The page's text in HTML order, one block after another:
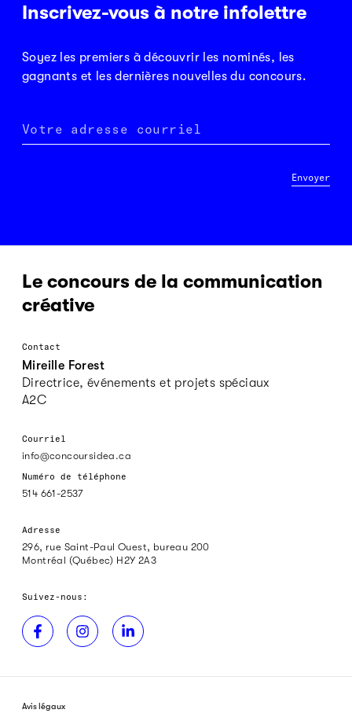
Inscrivez-vous à notre infolettre
Soyez les premiers à découvrir les nominés, les
gagnants et les dernières nouvelles du concours.
Votre adresse courriel
Envoyer
Le concours de la communication
créative
Contact
Mireille Forest
Directrice, événements et projets spéciaux
A2C
Courriel
info@concoursidea.ca
Numéro de téléphone
514 661-2537
Adresse
296, rue Saint-Paul Ouest, bureau 200
Montréal (Québec) H2Y 2A3
Suivez-nous:
Avis légaux